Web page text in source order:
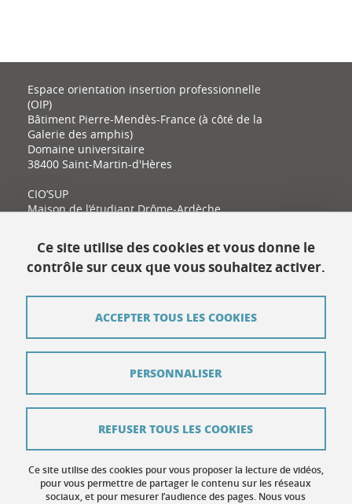
Espace orientation insertion professionnelle
(OIP)
Bâtiment Pierre-Mendès-France (à côté de la
Galerie des amphis)
Domaine universitaire
38400 Saint-Martin-d'Hères
CIO’SUP
Maison de l’étudiant Drôme-Ardèche
26000 Valence
Contact
Mentions légales
Contribuer
Gestion des cookies
Ce site utilise des cookies et vous donne le
contrôle sur ceux que vous souhaitez activer.
Ce site utilise des cookies pour vous proposer la lecture de vidéos,
pour vous permettre de partager le contenu sur les réseaux
sociaux, et pour mesurer l’audience des pages. Nous vous
ACCEPTER TOUS LES COOKIES
REFUSER TOUS LES COOKIES
PERSONNALISER